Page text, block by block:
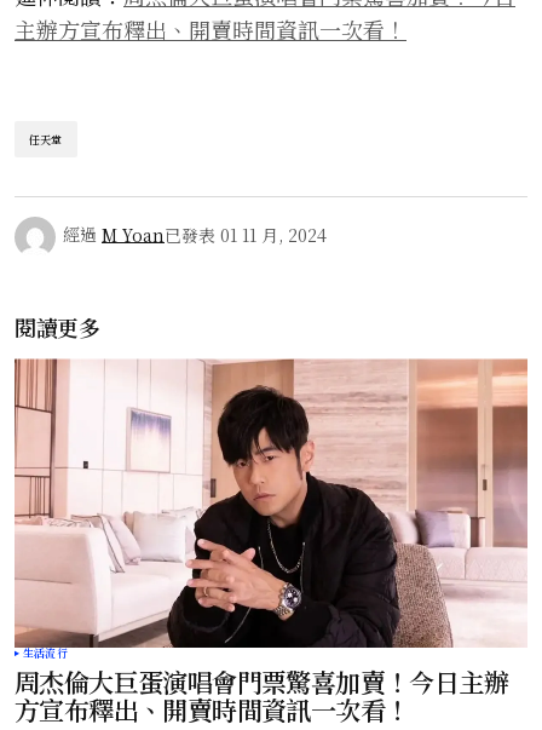
主辦方宣布釋出、開賣時間資訊一次看！
任天堂
經過 M Yoan已發表 01 11 月, 2024
閱讀更多
生活流行
周杰倫大巨蛋演唱會門票驚喜加賣！今日主辦
方宣布釋出、開賣時間資訊一次看！